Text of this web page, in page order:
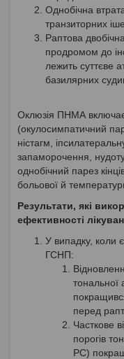
Однобічна
транзиторних
Раптова
продромом до
лежить суттєве
базилярних
Оклюзія ПНМА
(окулосимпатичний
ністагм,
запаморочення,
однобічний парез
больової й
Результати, які
ефективності
У випадку, коли
ГСНП:
тональної
перед
Часткове
порогів
PC)